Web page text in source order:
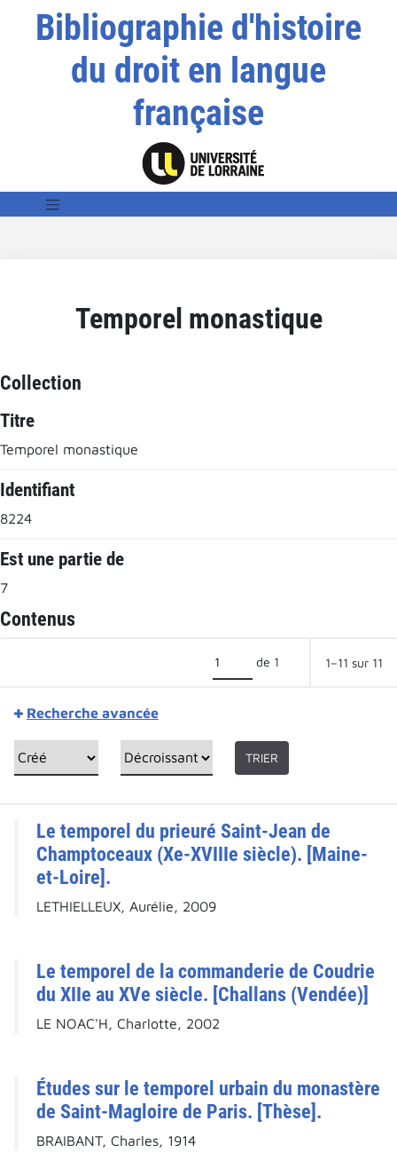
Bibliographie d'histoire
du droit en langue
française
Temporel monastique
Collection
Titre
Temporel monastique
Identifiant
8224
Est une partie de
7
Contenus
de 1 1–11 sur 11
Recherche avancée
TRIER
Le temporel du prieuré Saint-Jean de
Champtoceaux (Xe-XVIIIe siècle). [Maine-
et-Loire].
LETHIELLEUX, Aurélie, 2009
Le temporel de la commanderie de Coudrie
du XIIe au XVe siècle. [Challans (Vendée)]
LE NOAC'H, Charlotte, 2002
Études sur le temporel urbain du monastère
de Saint-Magloire de Paris. [Thèse].
BRAIBANT, Charles, 1914